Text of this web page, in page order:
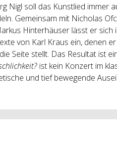
Nigl soll das Kunstlied immer
Gemeinsam mit Nicholas
Hinterhäuser lässt er sich
von Karl Kraus ein, denen
Seite stellt. Das Resultat ist
ist kein Konzert im
und tief bewegende